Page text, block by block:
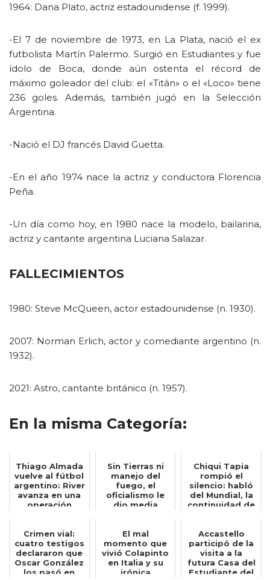
1964: Dana Plato, actriz estadounidense (f. 1999).
-El 7 de noviembre de 1973, en La Plata, nació el ex
futbolista Martín Palermo. Surgió en Estudiantes y fue
ídolo de Boca, donde aún ostenta el récord de
máximo goleador del club: el «Titán» o el «Loco» tiene
236 goles. Además, también jugó en la Selección
Argentina.
-Nació el DJ francés David Guetta.
-En el año 1974 nace la actriz y conductora Florencia
Peña.
-Un día como hoy, en 1980 nace la modelo, bailarina,
actriz y cantante argentina Luciana Salazar.
FALLECIMIENTOS
1980: Steve McQueen, actor estadounidense (n. 1930).
2007: Norman Erlich, actor y comediante argentino (n.
1932).
2021: Astro, cantante británico (n. 1957).
En la misma Categoría:
Thiago Almada
vuelve al fútbol
argentino: River
avanza en una
operación
Sin Tierras ni
manejo del
fuego, el
oficialismo le
dio media
Chiqui Tapia
rompió el
silencio: habló
del Mundial, la
continuidad de
Crimen vial:
cuatro testigos
declararon que
Oscar González
los pasó en
El mal
momento que
vivió Colapinto
en Italia y su
irónica
Accastello
participó de la
visita a la
futura Casa del
Estudiante del